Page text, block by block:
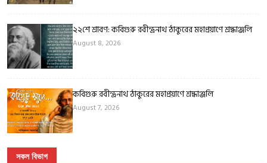
২২শে শ্রাবণ: কবিগুরু রবীন্দ্রনাথ ঠাকুরের মহাপ্রয়াণে শ্রদ্ধাঞ্জলি
August 8, 2026
কবিগুরু রবীন্দ্রনাথ ঠাকুরের মহাপ্রয়াণে শ্রদ্ধাঞ্জলি
August 7, 2026
সকল বিভাগ